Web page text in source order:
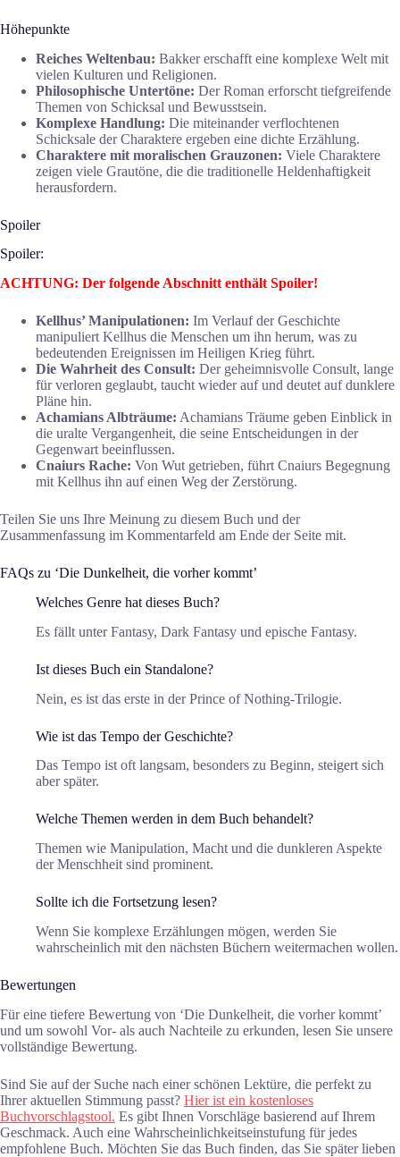
Höhepunkte
Reiches Weltenbau: Bakker erschafft eine komplexe Welt mit
vielen Kulturen und Religionen.
Philosophische Untertöne: Der Roman erforscht tiefgreifende
Themen von Schicksal und Bewusstsein.
Komplexe Handlung: Die miteinander verflochtenen
Schicksale der Charaktere ergeben eine dichte Erzählung.
Charaktere mit moralischen Grauzonen: Viele Charaktere
zeigen viele Grautöne, die die traditionelle Heldenhaftigkeit
herausfordern.
Spoiler
Spoiler:
ACHTUNG: Der folgende Abschnitt enthält Spoiler!
Kellhus’ Manipulationen: Im Verlauf der Geschichte
manipuliert Kellhus die Menschen um ihn herum, was zu
bedeutenden Ereignissen im Heiligen Krieg führt.
Die Wahrheit des Consult: Der geheimnisvolle Consult, lange
für verloren geglaubt, taucht wieder auf und deutet auf dunklere
Pläne hin.
Achamians Albträume: Achamians Träume geben Einblick in
die uralte Vergangenheit, die seine Entscheidungen in der
Gegenwart beeinflussen.
Cnaiurs Rache: Von Wut getrieben, führt Cnaiurs Begegnung
mit Kellhus ihn auf einen Weg der Zerstörung.
Teilen Sie uns Ihre Meinung zu diesem Buch und der
Zusammenfassung im Kommentarfeld am Ende der Seite mit.
FAQs zu ‘Die Dunkelheit, die vorher kommt’
Welches Genre hat dieses Buch?
Es fällt unter Fantasy, Dark Fantasy und epische Fantasy.
Ist dieses Buch ein Standalone?
Nein, es ist das erste in der Prince of Nothing-Trilogie.
Wie ist das Tempo der Geschichte?
Das Tempo ist oft langsam, besonders zu Beginn, steigert sich
aber später.
Welche Themen werden in dem Buch behandelt?
Themen wie Manipulation, Macht und die dunkleren Aspekte
der Menschheit sind prominent.
Sollte ich die Fortsetzung lesen?
Wenn Sie komplexe Erzählungen mögen, werden Sie
wahrscheinlich mit den nächsten Büchern weitermachen wollen.
Bewertungen
Für eine tiefere Bewertung von ‘Die Dunkelheit, die vorher kommt’
und um sowohl Vor- als auch Nachteile zu erkunden, lesen Sie unsere
vollständige Bewertung.
Sind Sie auf der Suche nach einer schönen Lektüre, die perfekt zu
Ihrer aktuellen Stimmung passt? Hier ist ein kostenloses
Buchvorschlagstool. Es gibt Ihnen Vorschläge basierend auf Ihrem
Geschmack. Auch eine Wahrscheinlichkeitseinstufung für jedes
empfohlene Buch. Möchten Sie das Buch finden, das Sie später lieben